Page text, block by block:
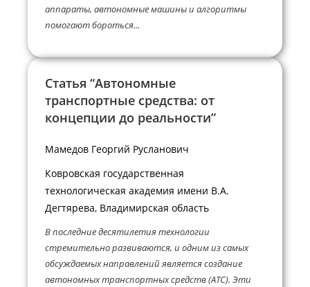
аппараты, автономные машины и алгоритмы
помогают бороться...
Статья “Автономные
транспортные средства: от
концепции до реальности”
Мамедов Георгий Русланович
Ковровская государственная
технологическая академия имени В.А.
Дегтярева, Владимирская область
В последние десятилетия технологии
стремительно развиваются, и одним из самых
обсуждаемых направлений является создание
автономных транспортных средств (АТС). Эти